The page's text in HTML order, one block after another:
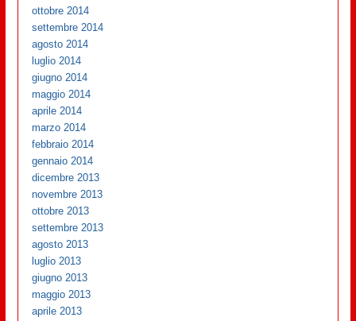
ottobre 2014
settembre 2014
agosto 2014
luglio 2014
giugno 2014
maggio 2014
aprile 2014
marzo 2014
febbraio 2014
gennaio 2014
dicembre 2013
novembre 2013
ottobre 2013
settembre 2013
agosto 2013
luglio 2013
giugno 2013
maggio 2013
aprile 2013